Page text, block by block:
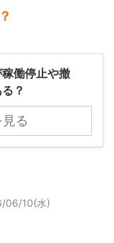
働停止や撤
？
る
06/10(水)